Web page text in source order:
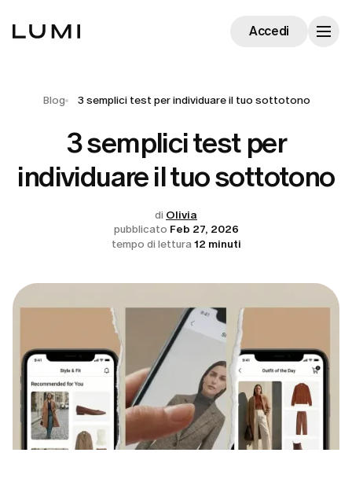
Accedi
Blog 3 semplici test per individuare il tuo sottotono
3 semplici test per
individuare il tuo sottotono
di Olivia
pubblicato Feb 27, 2026
tempo di lettura 12 minuti